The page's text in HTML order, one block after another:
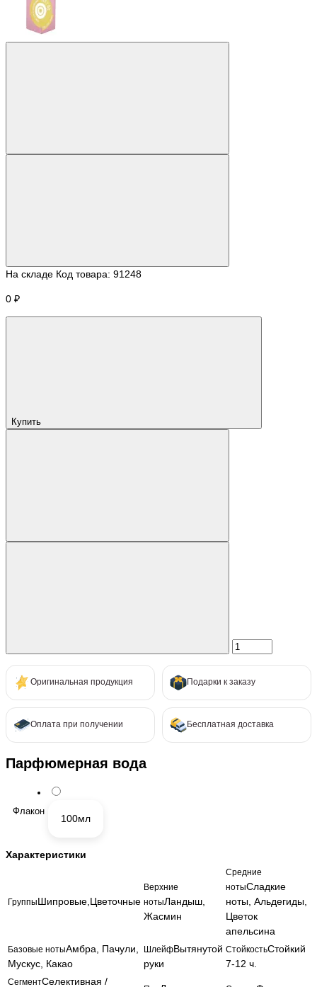
На складе Код товара: 91248
0 ₽
Купить
Оригинальная продукция Подарки к заказу
Оплата при получении Бесплатная доставка
Парфюмерная вода
Флакон
100мл
Характеристики
ГруппыШипровые,Цветочные
Верхние
нотыЛандыш,
Жасмин
Средние
нотыСладкие
ноты, Альдегиды,
Цветок
апельсина
Базовые нотыАмбра, Пачули,
Мускус, Какао
ШлейфВытянутой
руки
СтойкостьСтойкий
7-12 ч.
СегментСелективная /